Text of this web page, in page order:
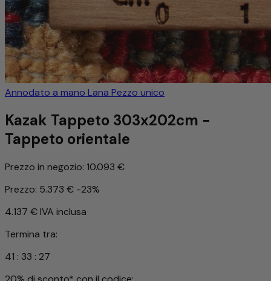
Annodato a mano Lana Pezzo unico
Kazak Tappeto 303x202cm -
Tappeto orientale
Prezzo in negozio: 10.093 €
Prezzo: 5.373 € -23%
4.137 €IVA inclusa
Termina tra:
41 : 33 : 24